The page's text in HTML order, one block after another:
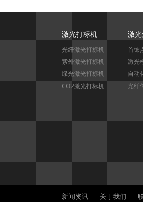
激光打标机
光纤激光打标机
紫外激光打标机
绿光激光打标机
CO2激光打标机
激
首饰
激光
自动
光纤
新闻资讯 关于我们